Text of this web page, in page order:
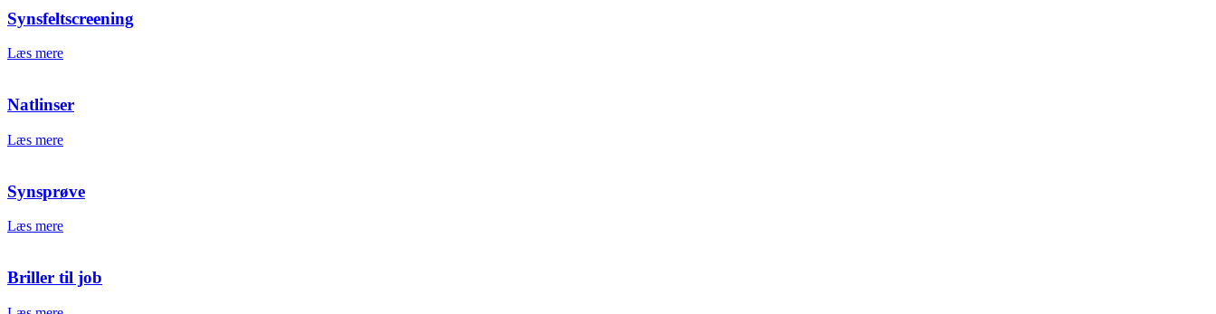
Synsfeltscreening
Læs mere
Natlinser
Læs mere
Synsprøve
Læs mere
Briller til job